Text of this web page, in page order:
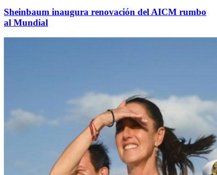
Sheinbaum inaugura renovación del AICM rumbo
al Mundial